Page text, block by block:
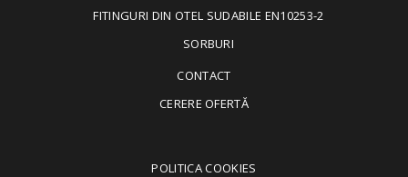
FITINGURI DIN OTEL SUDABILE EN10253-2
SORBURI
CONTACT
CERERE OFERTĂ
POLITICA COOKIES